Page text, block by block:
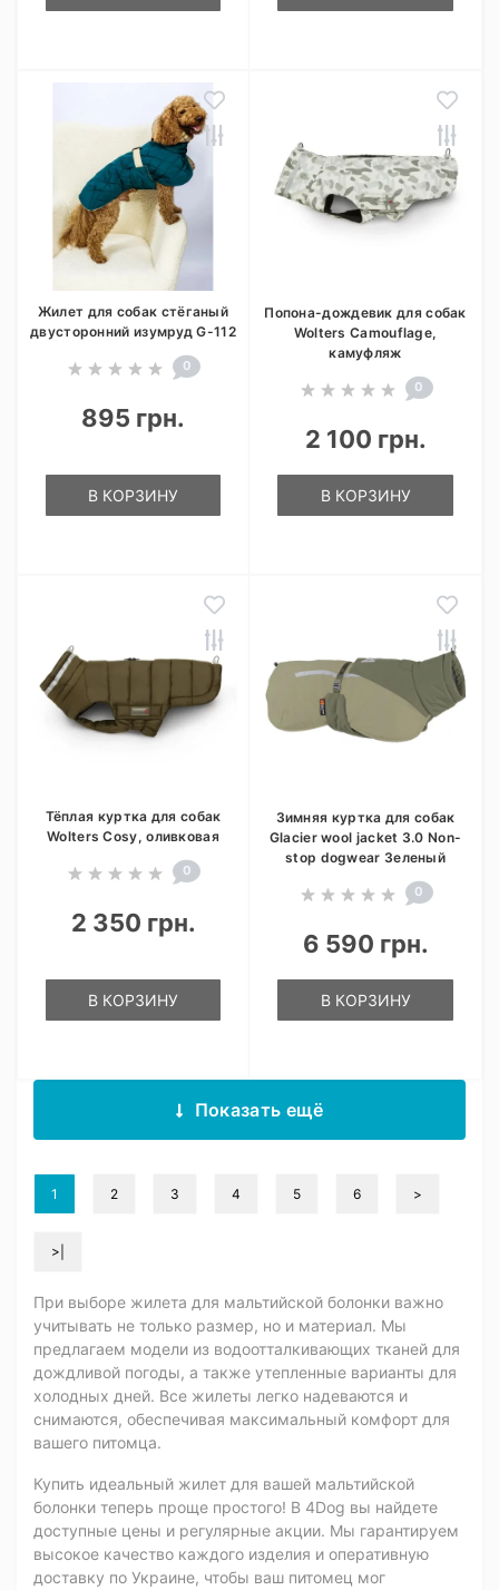
Жилет для собак стёганый
двусторонний изумруд G-112
0
895 грн.
В КОРЗИНУ
Попона-дождевик для собак
Wolters Camouflage,
камуфляж
0
2 100 грн.
В КОРЗИНУ
Тёплая куртка для собак
Wolters Cosy, оливковая
0
2 350 грн.
В КОРЗИНУ
Зимняя куртка для собак
Glacier wool jacket 3.0 Non-
stop dogwear Зеленый
0
6 590 грн.
В КОРЗИНУ
Показать ещё
1 2 3 4 5 6 >
>|
При выборе жилета для мальтийской болонки важно
учитывать не только размер, но и материал. Мы
предлагаем модели из водоотталкивающих тканей для
дождливой погоды, а также утепленные варианты для
холодных дней. Все жилеты легко надеваются и
снимаются, обеспечивая максимальный комфорт для
вашего питомца.
Купить идеальный жилет для вашей мальтийской
болонки теперь проще простого! В 4Dog вы найдете
доступные цены и регулярные акции. Мы гарантируем
высокое качество каждого изделия и оперативную
доставку по Украине, чтобы ваш питомец мог